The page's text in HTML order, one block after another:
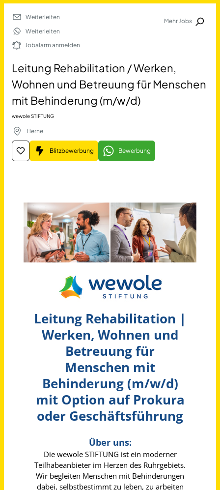
Job Finden
11478Jobs Filter
Schneller per Mail.
Bei neuen Stellen als Erstes informiert werden!
wewole STIFTUNG
Herne
USE Union Sozialer Einrichtungen gemeinnützige GmbH
Berlin
Stiftung Haus Lindenhof‘
Schwäbisch Gmünd
vor 10 Stunden
Saarbrücken
vor einem Monat
Weiterleiten
Weiterleiten
Jobalarm anmelden
Leitung Rehabilitation / Werken,
Wohnen und Betreuung für Menschen
mit Behinderung (m/w/d)
wewole STIFTUNG
Herne
Blitzbewerbung Bewerbung
Mehr Jobs